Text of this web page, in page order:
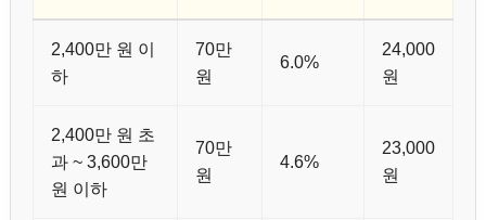
2,400만 원 이
하
70만
원
6.0%
24,000
원
2,400만 원 초
과 ~ 3,600만
원 이하
70만
원
4.6%
23,000
원